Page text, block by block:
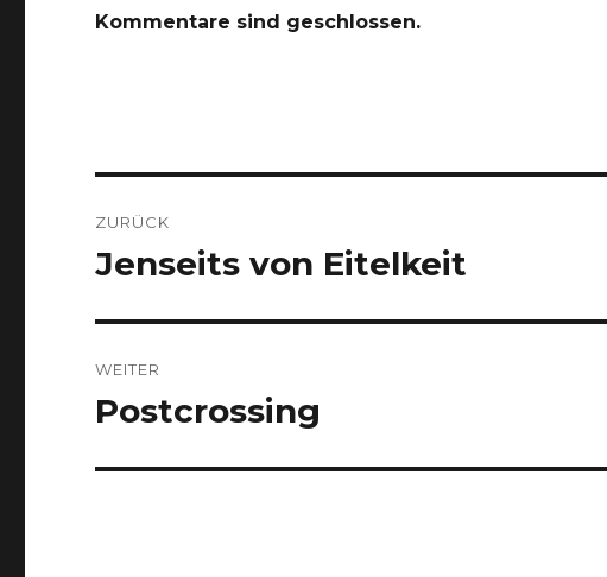
Kommentare sind geschlossen.
ZURÜCK
Vorheriger
Jenseits von Eitelkeit
WEITER
Nächster
Postcrossing